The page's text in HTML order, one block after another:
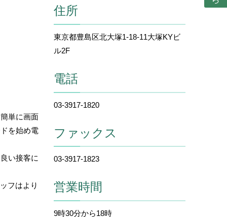
住所
東京都豊島区北大塚1-18-11大塚KYビ
ル2F
電話
03-3917-1820
ファックス
03-3917-1823
営業時間
9時30分から18時
単に画面
を始め電
い接客に
フはより